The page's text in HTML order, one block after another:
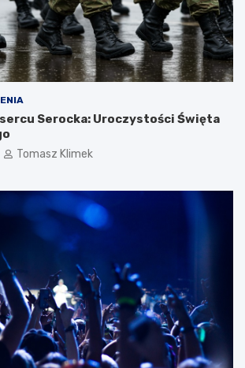
Serocka: Uroczystości Święta
Tomasz Klimek